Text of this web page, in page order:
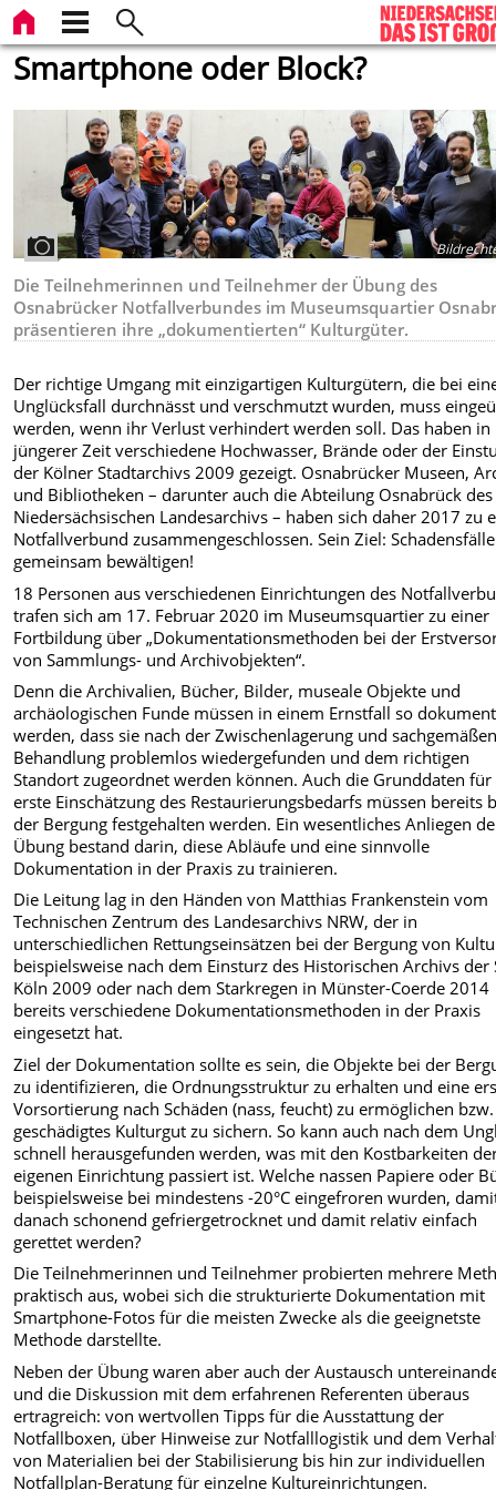
Smartphone oder Block?
Die Teilnehmerinnen und Teilnehmer der Übung des
Osnabrücker Notfallverbundes im Museumsquartier
präsentieren ihre „dokumentierten“ Kulturgüter.
Der richtige Umgang mit einzigartigen Kulturgütern, die bei
Unglücksfall durchnässt und verschmutzt wurden, muss
werden, wenn ihr Verlust verhindert werden soll. Das haben in
jüngerer Zeit verschiedene Hochwasser, Brände oder der
der Kölner Stadtarchivs 2009 gezeigt. Osnabrücker Museen,
und Bibliotheken – darunter auch die Abteilung Osnabrück des
Niedersächsischen Landesarchivs – haben sich daher 2017 zu
Notfallverbund zusammengeschlossen. Sein Ziel: Schadensfälle
gemeinsam bewältigen!
18 Personen aus verschiedenen Einrichtungen des
trafen sich am 17. Februar 2020 im Museumsquartier zu einer
Fortbildung über „Dokumentationsmethoden bei der
von Sammlungs- und Archivobjekten“.
Denn die Archivalien, Bücher, Bilder, museale Objekte und
archäologischen Funde müssen in einem Ernstfall so
werden, dass sie nach der Zwischenlagerung und
Behandlung problemlos wiedergefunden und dem richtigen
Standort zugeordnet werden können. Auch die Grunddaten für
erste Einschätzung des Restaurierungsbedarfs müssen bereits
der Bergung festgehalten werden. Ein wesentliches Anliegen
Übung bestand darin, diese Abläufe und eine sinnvolle
Dokumentation in der Praxis zu trainieren.
Die Leitung lag in den Händen von Matthias Frankenstein vom
Technischen Zentrum des Landesarchivs NRW, der in
unterschiedlichen Rettungseinsätzen bei der Bergung von
beispielsweise nach dem Einsturz des Historischen Archivs der
Köln 2009 oder nach dem Starkregen in Münster-Coerde 2014
bereits verschiedene Dokumentationsmethoden in der Praxis
eingesetzt hat.
Ziel der Dokumentation sollte es sein, die Objekte bei der
zu identifizieren, die Ordnungsstruktur zu erhalten und eine
Vorsortierung nach Schäden (nass, feucht) zu ermöglichen
geschädigtes Kulturgut zu sichern. So kann auch nach dem
schnell herausgefunden werden, was mit den Kostbarkeiten
eigenen Einrichtung passiert ist. Welche nassen Papiere oder
beispielsweise bei mindestens -20°C eingefroren wurden,
danach schonend gefriergetrocknet und damit relativ einfach
gerettet werden?
Die Teilnehmerinnen und Teilnehmer probierten mehrere
praktisch aus, wobei sich die strukturierte Dokumentation mit
Smartphone-Fotos für die meisten Zwecke als die geeignetste
Methode darstellte.
Neben der Übung waren aber auch der Austausch
und die Diskussion mit dem erfahrenen Referenten überaus
ertragreich: von wertvollen Tipps für die Ausstattung der
Notfallboxen, über Hinweise zur Notfalllogistik und dem
von Materialien bei der Stabilisierung bis hin zur individuellen
Notfallplan-Beratung für einzelne Kultureinrichtungen.